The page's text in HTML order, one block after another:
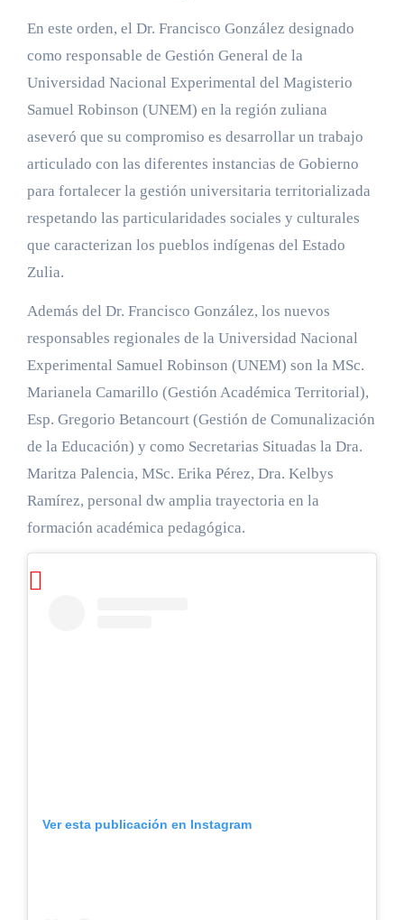
En este orden, el Dr. Francisco González designado
como responsable de Gestión General de la
Universidad Nacional Experimental del Magisterio
Samuel Robinson (UNEM) en la región zuliana
aseveró que su compromiso es desarrollar un trabajo
articulado con las diferentes instancias de Gobierno
para fortalecer la gestión universitaria territorializada
respetando las particularidades sociales y culturales
que caracterizan los pueblos indígenas del Estado
Zulia.
Además del Dr. Francisco González, los nuevos
responsables regionales de la Universidad Nacional
Experimental Samuel Robinson (UNEM) son la MSc.
Marianela Camarillo (Gestión Académica Territorial),
Esp. Gregorio Betancourt (Gestión de Comunalización
de la Educación) y como Secretarias Situadas la Dra.
Maritza Palencia, MSc. Erika Pérez, Dra. Kelbys
Ramírez, personal dw amplia trayectoria en la
formación académica pedagógica.
Ver esta publicación en Instagram